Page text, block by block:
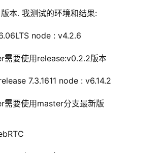
本. 我测试的环境和结果:
node : v4.2.6
需要使用release:v0.2.2版本
7.3.1611 node : v6.14.2
需要使用master分支最新版